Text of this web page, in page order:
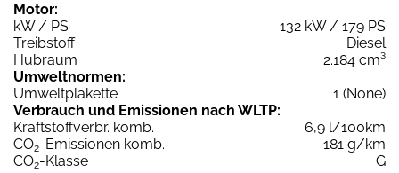
Motor:
kW / PS
132 kW / 179 PS
Treibstoff
Diesel
Hubraum
2.184 cm³
Umweltnormen:
Umweltplakette
1 (None)
Verbrauch und Emissionen nach WLTP:
Kraftstoffverbr. komb.
6,9 l/100km
CO2-Emissionen komb.
181 g/km
CO2-Klasse
G